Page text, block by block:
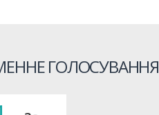
ГОЛОСУВАННЯ